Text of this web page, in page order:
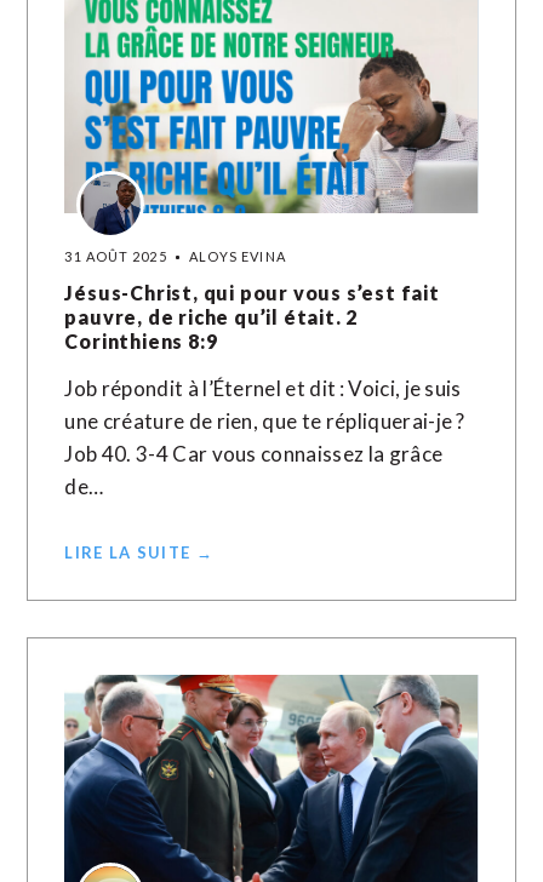
31 AOÛT 2025 ALOYS EVINA
Jésus-Christ, qui pour vous s’est fait
pauvre, de riche qu’il était. 2
Corinthiens 8:9
Job répondit à l’Éternel et dit : Voici, je suis
une créature de rien, que te répliquerai-je ?
Job 40. 3-4 Car vous connaissez la grâce
de…
LIRE LA SUITE →